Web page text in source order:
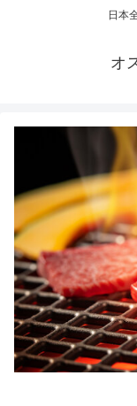
日本
オ